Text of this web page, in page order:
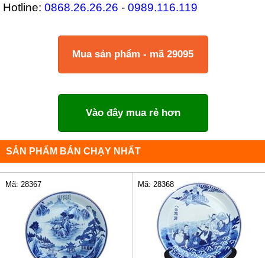
Hotline: 0868.26.26.26 - 0989.116.119
Mua sản phẩm - mã 29095
Vào đây mua rẻ hơn
SẢN PHẨM BÁN CHẠY NHẤT
Mã: 28367 Mã: 28368